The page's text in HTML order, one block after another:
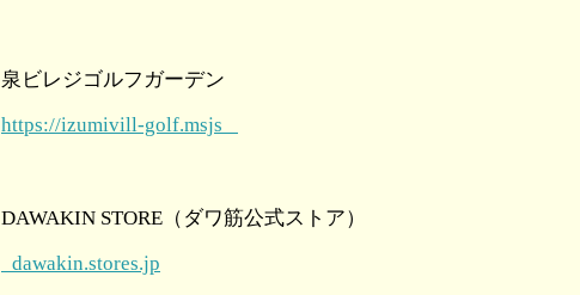
泉ビレジゴルフガーデン
https://izumivill-golf.msjs
DAWAKIN STORE（ダワ筋公式ストア）
dawakin.stores.jp